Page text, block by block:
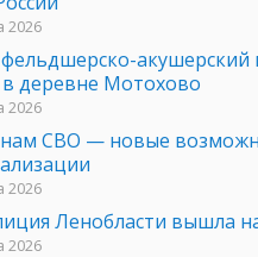
2026
акушерский
в деревне Мотохово
2026
СВО — новые
2026
Ленобласти вышла
2026